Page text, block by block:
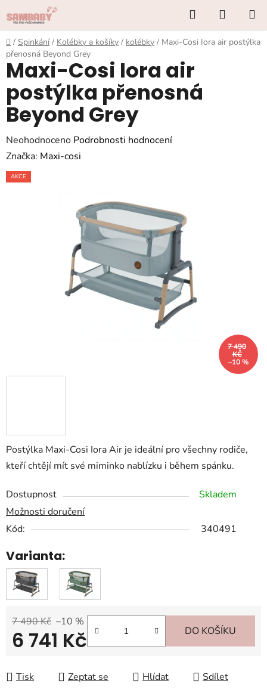
na
obsah
Hledat
KOŠÍK
Domů
/ Spinkání / Kolébky a košíky / kolébky / Maxi-Cosi Iora air postýlka
přenosná Beyond Grey
Postýlka Maxi-Cosi Iora Air je ideální pro všechny rodiče,
kteří chtějí mít své miminko nablízku i během spánku.
Dostupnost
Skladem
Možnosti doručení
Kód:
340491
Varianta:
7 490 Kč –10 %
6 741 Kč DO KOŠÍKU
Tisk Zeptat se Hlídat Sdílet
Maxi-Cosi Iora air
postýlka přenosná
Beyond Grey
Průměrné
hodnocení
produktu
Neohodnoceno Podrobnosti hodnocení
Značka: Maxi-cosi
AKCE
7 490
KČ
–10 %